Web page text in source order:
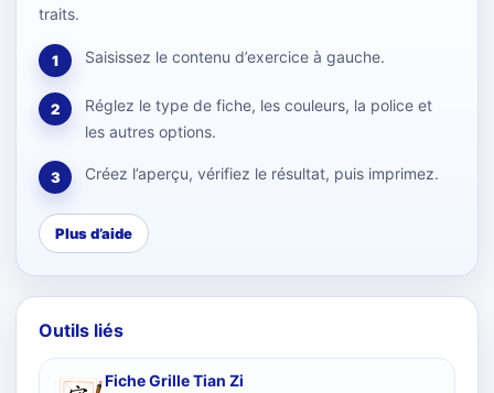
traits.
1 Saisissez le contenu d’exercice à gauche.
2
Réglez le type de fiche, les couleurs, la police et
les autres options.
3 Créez l’aperçu, vérifiez le résultat, puis imprimez.
Plus d’aide
Outils liés
Fiche Grille Tian Zi